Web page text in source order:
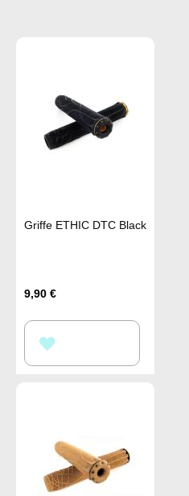
Griffe ETHIC DTC Black
9,90 €
WUNSCHLISTE